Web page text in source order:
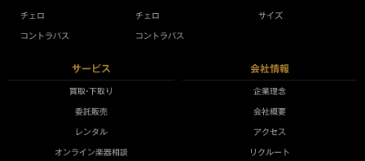
チェロ
コントラバス
チェロ
コントラバス
サイズ
サービス
買取•下取り
委託販売
レンタル
オンライン楽器相談
会社情報
企業理念
会社概要
アクセス
リクルート